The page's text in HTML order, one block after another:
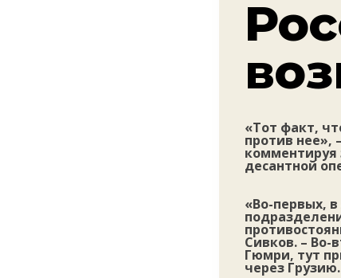
«Тот факт,
против нее»,
комментируя
десантной
«Во-первых,
Сивков. – Во-
Гюмри, тут
через